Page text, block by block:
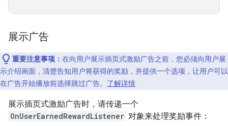
展示广告
重要注意事项： 在向用户展示插页式激励广告之前，您必须向用户展
示介绍画面，清楚告知用户将获得的奖励，并提供一个选项，让用户可以
在广告开始播放前选择跳过广告。 了解详情
展示插页式激励广告时，请传递一个
OnUserEarnedRewardListener 对象来处理奖励事件：